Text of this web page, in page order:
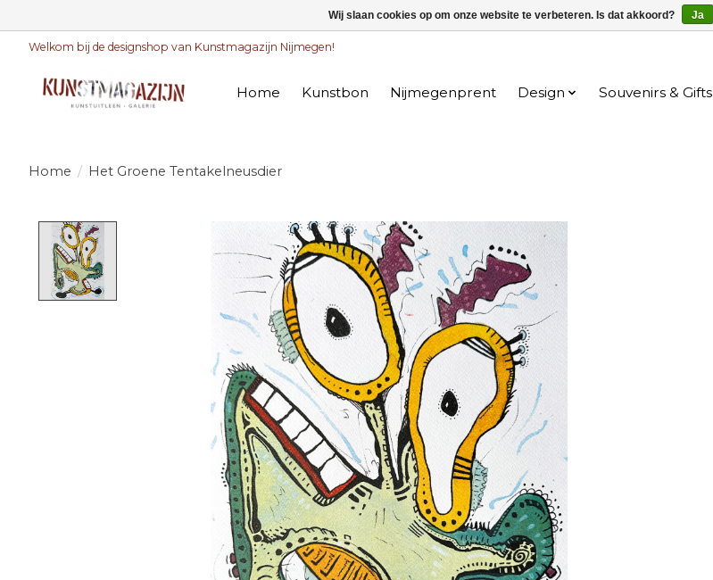
Welkom bij de designshop van Kunstmagazijn Nijmegen!
Home Kunstbon Nijmegenprent Design Souvenirs & Gifts
Home / Het Groene Tentakelneusdier
Product image slideshow Items
Wij slaan cookies op om onze website te verbeteren. Is dat akkoord? Ja